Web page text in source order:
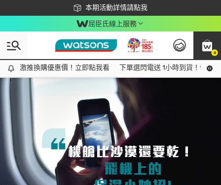
本期活動詳情請點我
下載app最高回饋$350
屈臣氏線上服務
0
激推換購優惠價！立即點我看
激推換購優惠價！立即點我看 下單選閃電送 1小時到貨！領神
Tag:飛行保養1 item(s) found